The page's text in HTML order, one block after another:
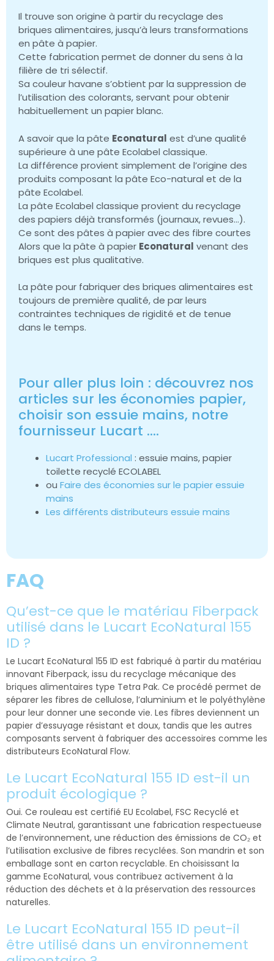
Il trouve son origine à partir du recyclage des
briques alimentaires, jusqu’à leurs transformations
en pâte à papier.
Cette fabrication permet de donner du sens à la
filière de tri sélectif.
Sa couleur havane s’obtient par la suppression de
l’utilisation des colorants, servant pour obtenir
habituellement un papier blanc.
A savoir que la pâte Econatural est d’une qualité
supérieure à une pâte Ecolabel classique.
La différence provient simplement de l’origine des
produits composant la pâte Eco-natural et de la
pâte Ecolabel.
La pâte Ecolabel classique provient du recyclage
des papiers déjà transformés (journaux, revues…).
Ce sont des pâtes à papier avec des fibre courtes
Alors que la pâte à papier Econatural venant des
briques est plus qualitative.
La pâte pour fabriquer des briques alimentaires est
toujours de première qualité, de par leurs
contraintes techniques de rigidité et de tenue
dans le temps.
Pour aller plus loin : découvrez nos
articles sur les économies papier,
choisir son essuie mains, notre
fournisseur Lucart ….
Lucart Professional : essuie mains, papier
toilette recyclé ECOLABEL
ou Faire des économies sur le papier essuie
mains
Les différents distributeurs essuie mains
FAQ
Qu’est-ce que le matériau Fiberpack
utilisé dans le Lucart EcoNatural 155
ID ?
Le Lucart EcoNatural 155 ID est fabriqué à partir du matériau
innovant Fiberpack, issu du recyclage mécanique des
briques alimentaires type Tetra Pak. Ce procédé permet de
séparer les fibres de cellulose, l’aluminium et le polyéthylène
pour leur donner une seconde vie. Les fibres deviennent un
papier d’essuyage résistant et doux, tandis que les autres
composants servent à fabriquer des accessoires comme les
distributeurs EcoNatural Flow.
Le Lucart EcoNatural 155 ID est-il un
produit écologique ?
Oui. Ce rouleau est certifié EU Ecolabel, FSC Recyclé et
Climate Neutral, garantissant une fabrication respectueuse
de l’environnement, une réduction des émissions de CO₂ et
l’utilisation exclusive de fibres recyclées. Son mandrin et son
emballage sont en carton recyclable. En choisissant la
gamme EcoNatural, vous contribuez activement à la
réduction des déchets et à la préservation des ressources
naturelles.
Le Lucart EcoNatural 155 ID peut-il
être utilisé dans un environnement